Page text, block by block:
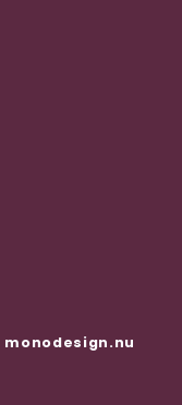
monodesign.nu